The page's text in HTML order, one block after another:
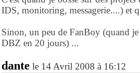
IDS, monitoring, messagerie....) et
Sinon, un peu de FanBoy (quand je
DBZ en 20 jours) ...
dante le 14 Avril 2008 à 16:12